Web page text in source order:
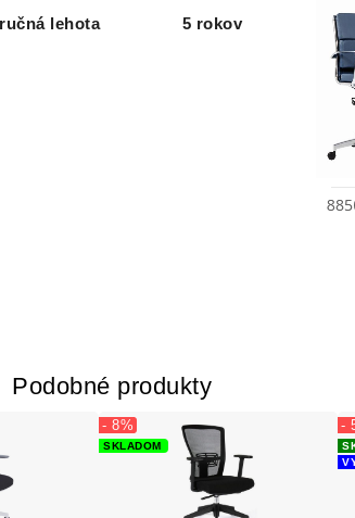
lehota 5 rokov
Podobné produkty
SKLADOM
- 8% -